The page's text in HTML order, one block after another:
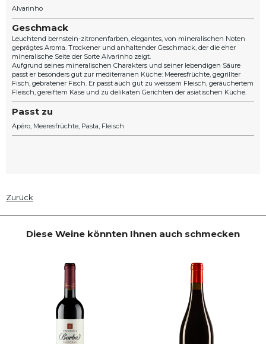
Alvarinho
Geschmack
Leuchtend bernstein-zitronenfarben, elegantes, von mineralischen Noten
geprägtes Aroma. Trockener und anhaltender Geschmack, der die eher
mineralische Seite der Sorte Alvarinho zeigt.
Aufgrund seines mineralischen Charakters und seiner lebendigen Säure
passt er besonders gut zur mediterranen Küche: Meeresfrüchte, gegrillter
Fisch, gebratener Fisch. Er passt auch gut zu weissem Fleisch, geräuchertem
Fleisch, gereiftem Käse und zu delikaten Gerichten der asiatischen Küche.
Passt zu
Apéro Meeresfrüchte Pasta Fleisch
Zurück
Diese Weine könnten Ihnen auch schmecken